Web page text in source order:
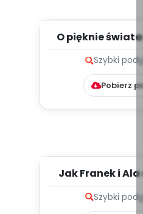
O pięknie
Szybki
Pobierz
Jak Franek i
Szybki